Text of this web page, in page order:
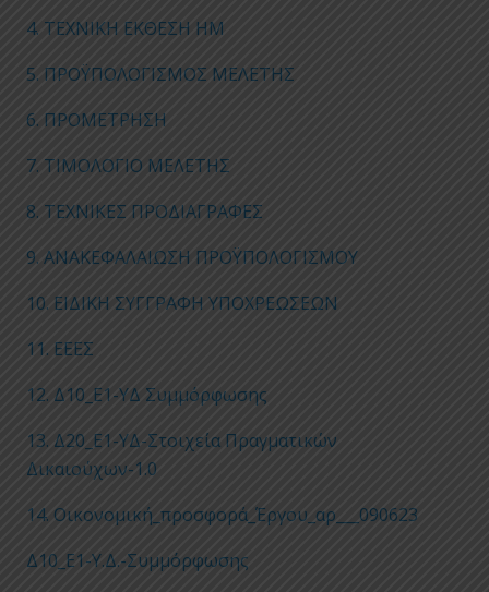
4. ΤΕΧΝΙΚΗ ΕΚΘΕΣΗ ΗΜ
5. ΠΡΟΫΠΟΛΟΓΙΣΜΟΣ ΜΕΛΕΤΗΣ
6. ΠΡΟΜΕΤΡΗΣΗ
7. ΤΙΜΟΛΟΓΙΟ ΜΕΛΕΤΗΣ
8. ΤΕΧΝΙΚΕΣ ΠΡΟΔΙΑΓΡΑΦΕΣ
9. ΑΝΑΚΕΦΑΛΑΙΩΣΗ ΠΡΟΫΠΟΛΟΓΙΣΜΟΥ
10. ΕΙΔΙΚΗ ΣΥΓΓΡΑΦΗ ΥΠΟΧΡΕΩΣΕΩΝ
11. ΕΕΕΣ
12. Δ10_Ε1-ΥΔ Συμμόρφωσης
13. Δ20_Ε1-ΥΔ-Στοιχεία Πραγματικών
Δικαιούχων-1.0
14. Οικονομική_προσφορά_Έργου_αρ___090623
Δ10_Ε1-Υ.Δ.-Συμμόρφωσης